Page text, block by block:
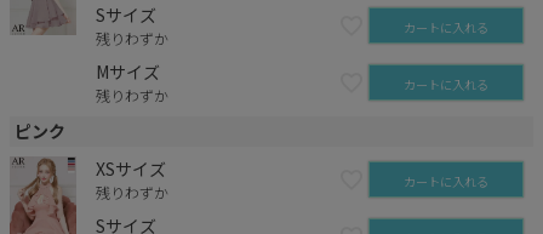
Sサイズ
残りわずか カートに入れる
Mサイズ
残りわずか カートに入れる
ピンク
XSサイズ
残りわずか カートに入れる
Sサイズ